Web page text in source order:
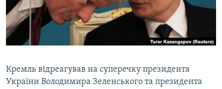
ВІДЕОУРОКИ «ELIFBE»
СВІДЧЕННЯ ОКУПАЦІЇ
УКРАЇНСЬКА ПРОБЛЕМА КРИМУ
Русский
Qırımtatar
Кремль відреагував на суперечку президента
України Володимира Зеленського та президента